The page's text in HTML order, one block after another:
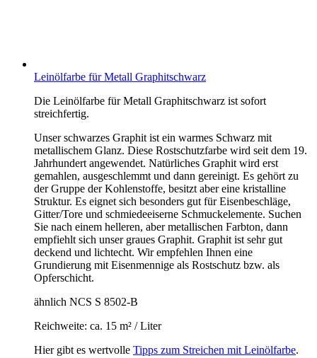
Leinölfarbe für Metall Graphitschwarz
Die Leinölfarbe für Metall Graphitschwarz ist sofort
streichfertig.
Unser schwarzes Graphit ist ein warmes Schwarz mit
metallischem Glanz. Diese Rostschutzfarbe wird seit dem 19.
Jahrhundert angewendet. Natürliches Graphit wird erst
gemahlen, ausgeschlemmt und dann gereinigt. Es gehört zu
der Gruppe der Kohlenstoffe, besitzt aber eine kristalline
Struktur. Es eignet sich besonders gut für Eisenbeschläge,
Gitter/Tore und schmiedeeiserne Schmuckelemente. Suchen
Sie nach einem helleren, aber metallischen Farbton, dann
empfiehlt sich unser graues Graphit. Graphit ist sehr gut
deckend und lichtecht. Wir empfehlen Ihnen eine
Grundierung mit Eisenmennige als Rostschutz bzw. als
Opferschicht.
ähnlich NCS S 8502-B
Reichweite: ca. 15 m² / Liter
Hier gibt es wertvolle Tipps zum Streichen mit Leinölfarbe.